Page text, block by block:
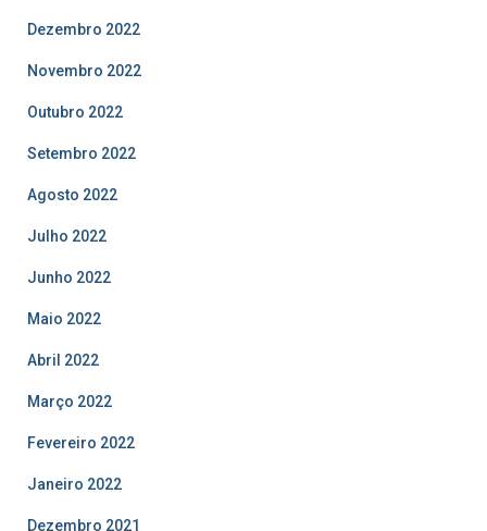
Dezembro 2022
Novembro 2022
Outubro 2022
Setembro 2022
Agosto 2022
Julho 2022
Junho 2022
Maio 2022
Abril 2022
Março 2022
Fevereiro 2022
Janeiro 2022
Dezembro 2021